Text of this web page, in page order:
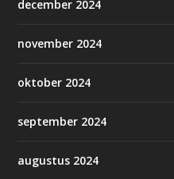
december 2024
november 2024
oktober 2024
september 2024
augustus 2024